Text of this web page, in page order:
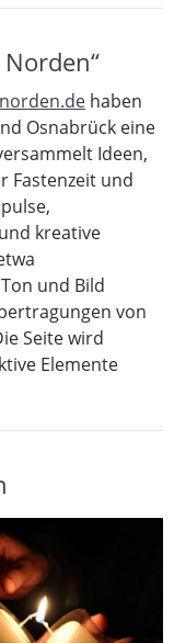
haben
Osnabrück eine
Ideen,
Fastenzeit und
kreative
und Bild
von
Seite wird
Elemente